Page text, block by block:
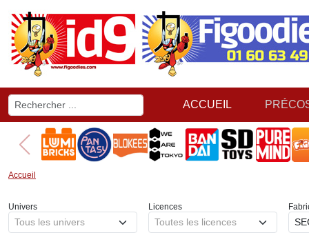
ACCUEIL
Accueil
Univers
Tous les univers
Licences
Toutes les licences